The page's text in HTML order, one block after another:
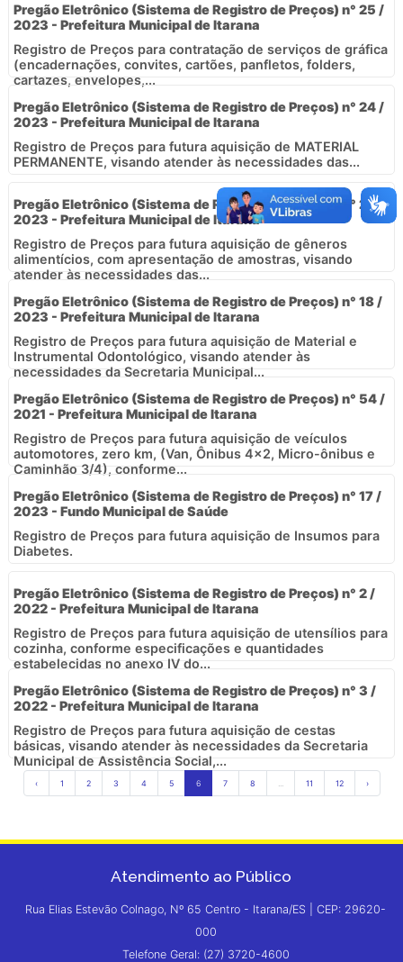
Pregão Eletrônico (Sistema de Registro de Preços) n° 25 /
2023 - Prefeitura Municipal de Itarana
Registro de Preços para contratação de serviços de gráfica
(encadernações, convites, cartões, panfletos, folders,
cartazes, envelopes,...
Pregão Eletrônico (Sistema de Registro de Preços) n° 24 /
2023 - Prefeitura Municipal de Itarana
Registro de Preços para futura aquisição de MATERIAL
PERMANENTE, visando atender às necessidades das...
Pregão Eletrônico (Sistema de Registro de Preços) n° 21 /
2023 - Prefeitura Municipal de Itarana
Registro de Preços para futura aquisição de gêneros
alimentícios, com apresentação de amostras, visando
atender às necessidades das...
Pregão Eletrônico (Sistema de Registro de Preços) n° 18 /
2023 - Prefeitura Municipal de Itarana
Registro de Preços para futura aquisição de Material e
Instrumental Odontológico, visando atender às
necessidades da Secretaria Municipal...
Pregão Eletrônico (Sistema de Registro de Preços) n° 54 /
2021 - Prefeitura Municipal de Itarana
Registro de Preços para futura aquisição de veículos
automotores, zero km, (Van, Ônibus 4x2, Micro-ônibus e
Caminhão 3/4), conforme...
Pregão Eletrônico (Sistema de Registro de Preços) n° 17 /
2023 - Fundo Municipal de Saúde
Registro de Preços para futura aquisição de Insumos para
Diabetes.
Pregão Eletrônico (Sistema de Registro de Preços) n° 2 /
2022 - Prefeitura Municipal de Itarana
Registro de Preços para futura aquisição de utensílios para
cozinha, conforme especificações e quantidades
estabelecidas no anexo IV do...
Pregão Eletrônico (Sistema de Registro de Preços) n° 3 /
2022 - Prefeitura Municipal de Itarana
Registro de Preços para futura aquisição de cestas
básicas, visando atender às necessidades da Secretaria
Municipal de Assistência Social,...
‹ 1 2 3 4 5 6 7 8 11 12 ›
Atendimento ao Público
Rua Elias Estevão Colnago, Nº 65 Centro - Itarana/ES | CEP: 29620-
000
Telefone Geral: (27) 3720-4600